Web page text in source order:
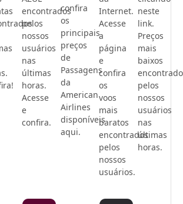
encontrados
pelos
nossos
usuários
nas
últimas
horas.
Acesse
e
confira.
confira
os
principais
preços
de
Passagens
da
American
Airlines
disponíveis
aqui.
Internet.
Acesse
a
página
e
confira
os
voos
mais
baratos
encontrados
pelos
nossos
usuários.
neste
link.
Preços
mais
baixos
pelos
nossos
usuários
nas
últimas
horas.